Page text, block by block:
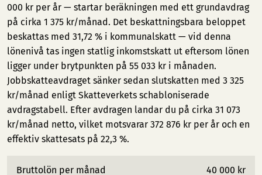
000 kr per år — startar beräkningen med ett grundavdrag
på cirka 1 375 kr/månad. Det beskattningsbara beloppet
beskattas med 31,72 % i kommunalskatt — vid denna
lönenivå tas ingen statlig inkomstskatt ut eftersom lönen
ligger under brytpunkten på 55 033 kr i månaden.
Jobbskatteavdraget sänker sedan slutskatten med 3 325
kr/månad enligt Skatteverkets schabloniserade
avdragstabell. Efter avdragen landar du på cirka 31 073
kr/månad netto, vilket motsvarar 372 876 kr per år och en
effektiv skattesats på 22,3 %.
Bruttolön per månad 40 000 kr